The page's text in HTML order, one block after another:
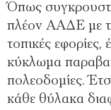
Όπως
πλέον ΑΑΔΕ με
τοπικές
κύκλωμα
πολεοδομίες.
κάθε θύλακα